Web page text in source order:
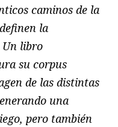
caminos de la
la
Un libro
su corpus
de las distintas
una
pero también